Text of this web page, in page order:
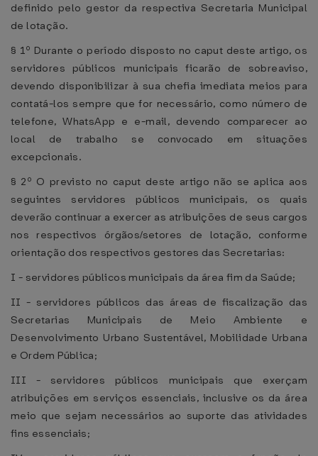
definido pelo gestor da respectiva Secretaria Municipal
de lotação.
§ 1º Durante o período disposto no caput deste artigo, os
servidores públicos municipais ficarão de sobreaviso,
devendo disponibilizar à sua chefia imediata meios para
contatá-los sempre que for necessário, como número de
telefone, WhatsApp e e-mail, devendo comparecer ao
local de trabalho se convocado em situações
excepcionais.
§ 2º O previsto no caput deste artigo não se aplica aos
seguintes servidores públicos municipais, os quais
deverão continuar a exercer as atribuições de seus cargos
nos respectivos órgãos/setores de lotação, conforme
orientação dos respectivos gestores das Secretarias:
I - servidores públicos municipais da área fim da Saúde;
II - servidores públicos das áreas de fiscalização das
Secretarias Municipais de Meio Ambiente e
Desenvolvimento Urbano Sustentável, Mobilidade Urbana
e Ordem Pública;
III - servidores públicos municipais que exerçam
atribuições em serviços essenciais, inclusive os da área
meio que sejam necessários ao suporte das atividades
fins essenciais;